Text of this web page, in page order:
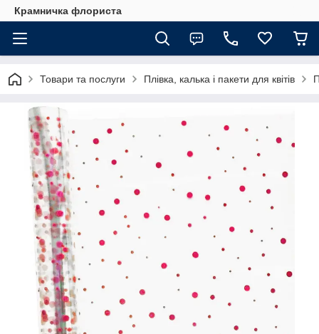
Крамничка флориста
Товари та послуги Плівка, калька і пакети для квітів